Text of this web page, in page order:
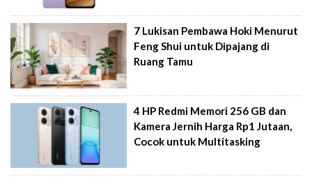
7 Lukisan Pembawa Hoki Menurut
Feng Shui untuk Dipajang di
Ruang Tamu
4 HP Redmi Memori 256 GB dan
Kamera Jernih Harga Rp1 Jutaan,
Cocok untuk Multitasking